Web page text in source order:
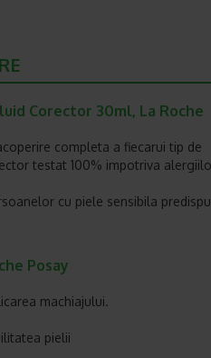
Corector 30ml, La Roche
completa a fiecarui tip de
testat 100% impotriva
cu piele sensibila
Posay
machiajului.
pielii